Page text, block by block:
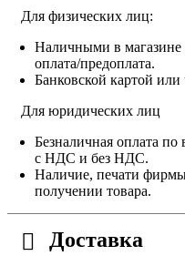
Для физических лиц:
Наличными в магазине
оплата/предоплата.
Банковской картой или
Для юридических лиц
Безналичная оплата по
с НДС и без НДС.
Наличие, печати
получении товара.
Доставка